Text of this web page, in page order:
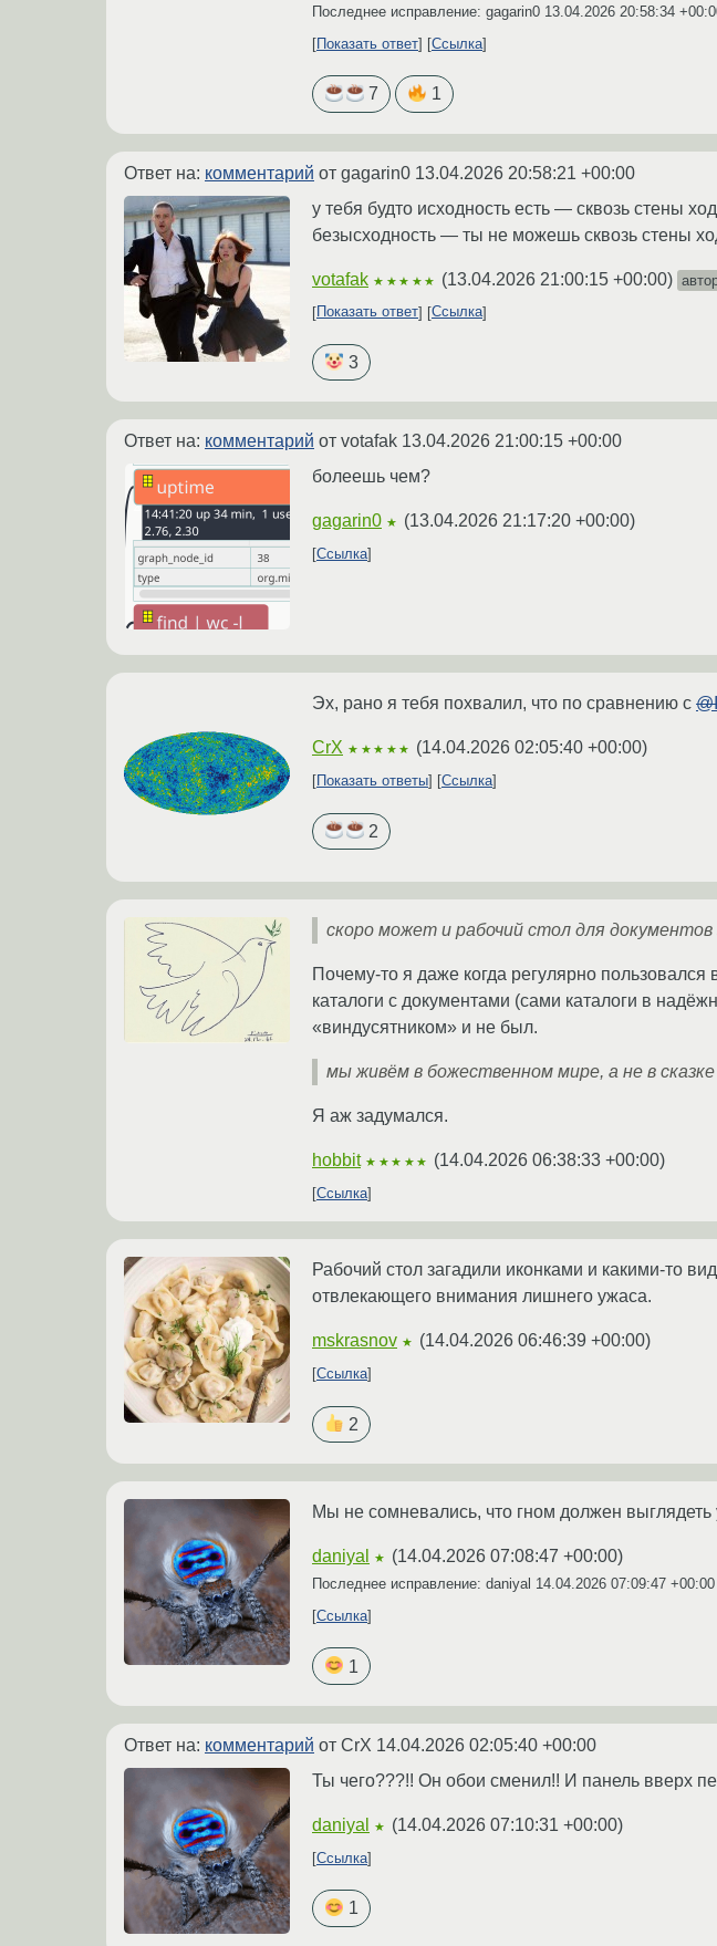
Последнее исправление: gagarin0 13.04.2026 20:58:34
Показать ответ
Ссылка
7 1
Ответ на: комментарий от gagarin0 13.04.2026 20:58:21 +00:00
у тебя будто исходность есть — сквозь стены
безысходность — ты не можешь сквозь стены
votafak ★★★★★ (13.04.2026 21:00:15 +00:00)
Показать ответ
Ссылка
3
Ответ на: комментарий от votafak 13.04.2026 21:00:15 +00:00
болеешь чем?
gagarin0 ★ (13.04.2026 21:17:20 +00:00)
Ссылка
Эх, рано я тебя похвалил, что по сравнению с
CrX ★★★★★ (14.04.2026 02:05:40 +00:00)
Показать ответы Ссылка
2
скоро может и рабочий стол для
Почему-то я даже когда регулярно
каталоги с документами (сами каталоги в
«виндусятником» и не был.
мы живём в божественном мире, а не в сказке
Я аж задумался.
hobbit ★★★★★ (14.04.2026 06:38:33 +00:00)
Ссылка
Рабочий стол загадили иконками и какими-то
отвлекающего внимания лишнего ужаса.
mskrasnov ★ (14.04.2026 06:46:39 +00:00)
Ссылка
2
Мы не сомневались, что гном должен
daniyal ★ (14.04.2026 07:08:47 +00:00)
Последнее исправление: daniyal 14.04.2026 07:09:47 +00:00
Ссылка
1
Ответ на: комментарий от CrX 14.04.2026 02:05:40 +00:00
Ты чего???!! Он обои сменил!! И панель вверх
daniyal ★ (14.04.2026 07:10:31 +00:00)
Ссылка
1